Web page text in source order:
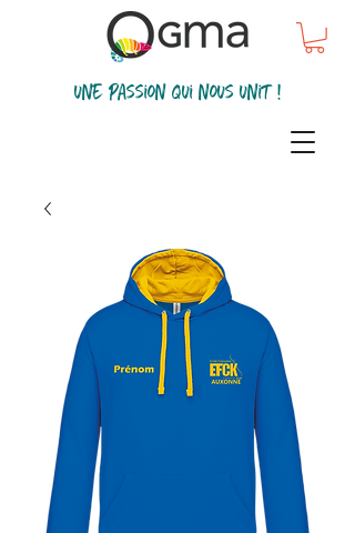
une passion qui nous unit !